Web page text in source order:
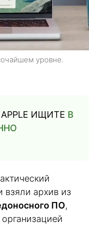
уровне.
ИЩИТЕ В
взяли архив из
ПО,